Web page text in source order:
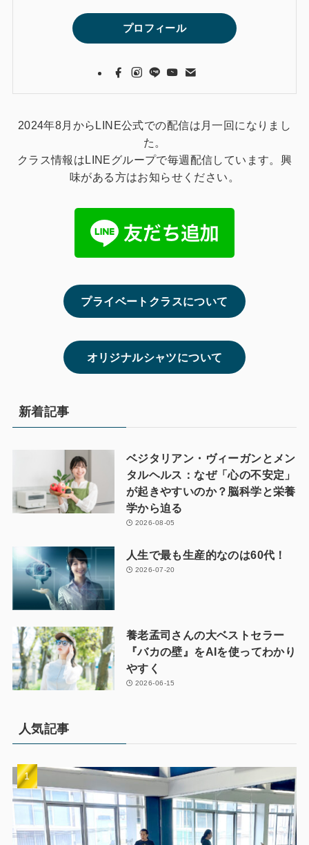
プロフィール
2024年8月からLINE公式での配信は月一回になりまし
た。
クラス情報はLINEグループで毎週配信しています。興
味がある方はお知らせください。
プライベートクラスについて
オリジナルシャツについて
新着記事
ベジタリアン・ヴィーガンとメン
タルヘルス：なぜ「心の不安定」
が起きやすいのか？脳科学と栄養
学から迫る
2026-08-05
人生で最も生産的なのは60代！
2026-07-20
養老孟司さんの大ベストセラー
『バカの壁』をAIを使ってわかり
やすく
2026-06-15
人気記事